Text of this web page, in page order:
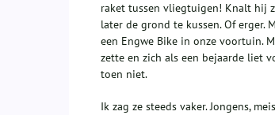
raket tussen vliegtuigen! Knalt hij
later de grond te kussen. Of erger.
een Engwe Bike in onze voortuin.
zette en zich als een bejaarde liet
toen niet.
Ik zag ze steeds vaker. Jongens,